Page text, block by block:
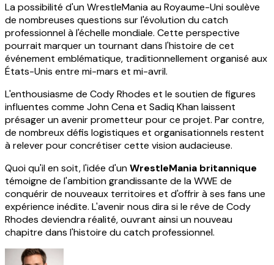
La possibilité d'un WrestleMania au Royaume-Uni soulève
de nombreuses questions sur l'évolution du catch
professionnel à l'échelle mondiale. Cette perspective
pourrait marquer un tournant dans l'histoire de cet
événement emblématique, traditionnellement organisé aux
États-Unis entre mi-mars et mi-avril.
L'enthousiasme de Cody Rhodes et le soutien de figures
influentes comme John Cena et Sadiq Khan laissent
présager un avenir prometteur pour ce projet. Par contre,
de nombreux défis logistiques et organisationnels restent
à relever pour concrétiser cette vision audacieuse.
Quoi qu'il en soit, l'idée d'unWrestleMania britannique
témoigne de l'ambition grandissante de la WWE de
conquérir de nouveaux territoires et d'offrir à ses fans une
expérience inédite. L'avenir nous dira si le rêve de Cody
Rhodes deviendra réalité, ouvrant ainsi un nouveau
chapitre dans l'histoire du catch professionnel.